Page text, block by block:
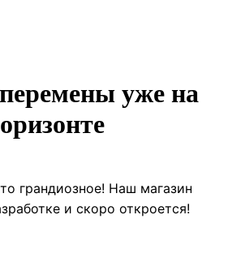
уже на
грандиозное! Наш магазин
и скоро откроется!